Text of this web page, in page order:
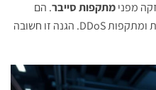
מפנימתקפות סייבר. הם
מגנים על המידע מפני תוכנות זדוניות ומתקפות DDoS. הגנה זו חשובה